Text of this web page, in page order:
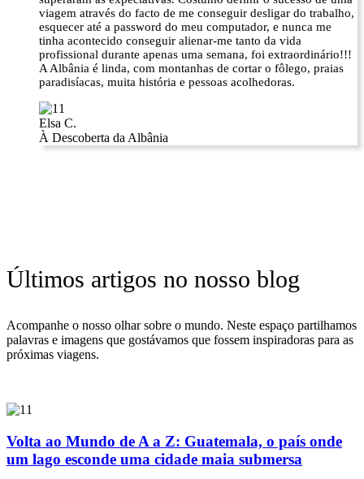
viagem através do facto de me conseguir desligar do trabalho,
esquecer até a password do meu computador, e nunca me
tinha acontecido conseguir alienar-me tanto da vida
profissional durante apenas uma semana, foi extraordinário!!!
A Albânia é linda, com montanhas de cortar o fôlego, praias
paradisíacas, muita história e pessoas acolhedoras.
Elsa C.
À Descoberta da Albânia
Últimos artigos no nosso blog
Acompanhe o nosso olhar sobre o mundo. Neste espaço partilhamos
palavras e imagens que gostávamos que fossem inspiradoras para as
próximas viagens.
Volta ao Mundo de A a Z: Guatemala, o país onde
um lago esconde uma cidade maia submersa